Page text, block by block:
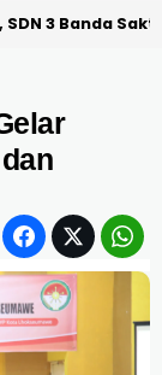
3 Banda